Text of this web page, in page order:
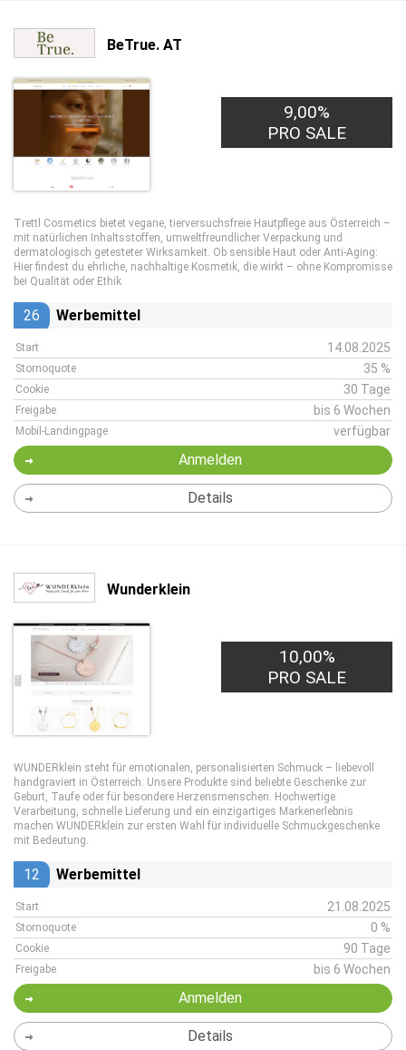
BeTrue. AT
9,00%
PRO SALE
Trettl Cosmetics bietet vegane, tierversuchsfreie Hautpflege aus Österreich –
mit natürlichen Inhaltsstoffen, umweltfreundlicher Verpackung und
dermatologisch getesteter Wirksamkeit. Ob sensible Haut oder Anti-Aging:
Hier findest du ehrliche, nachhaltige Kosmetik, die wirkt – ohne Kompromisse
bei Qualität oder Ethik
26 Werbemittel
Start 14.08.2025
Stornoquote 35 %
Cookie 30 Tage
Freigabe bis 6 Wochen
Mobil-Landingpage verfügbar
Anmelden
Details
Wunderklein
10,00%
PRO SALE
WUNDERklein steht für emotionalen, personalisierten Schmuck – liebevoll
handgraviert in Österreich. Unsere Produkte sind beliebte Geschenke zur
Geburt, Taufe oder für besondere Herzensmenschen. Hochwertige
Verarbeitung, schnelle Lieferung und ein einzigartiges Markenerlebnis
machen WUNDERklein zur ersten Wahl für individuelle Schmuckgeschenke
mit Bedeutung.
12 Werbemittel
Start 21.08.2025
Stornoquote 0 %
Cookie 90 Tage
Freigabe bis 6 Wochen
Anmelden
Details